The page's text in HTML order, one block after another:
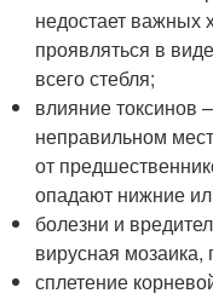
недостает важных
проявляться в
всего стебля;
влияние токсинов
неправильном
от
опадают нижние
болезни и
вирусная мозаика,
сплетение